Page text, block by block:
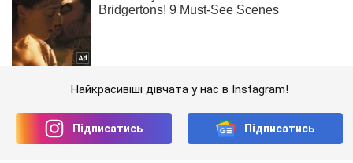
Найкрасивіші дівчата у нас в Instagram!
Підписатись Підписатись